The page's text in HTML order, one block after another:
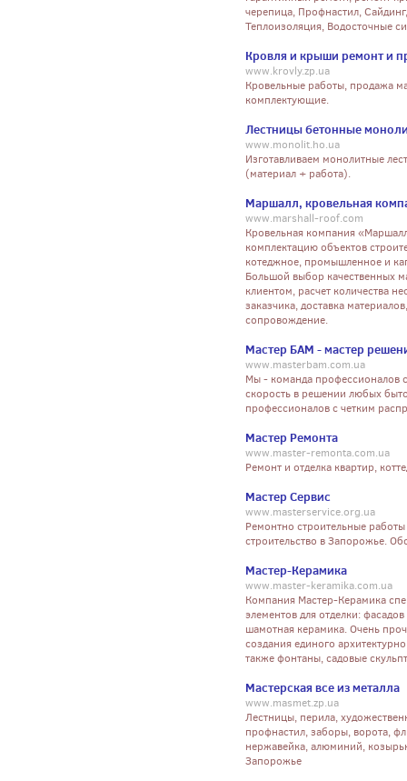
черепица, Профнастил,
Теплоизоляция, Водосточные
Кровля и крыши ремонт и
www.krovly.zp.ua
Кровельные работы, продажа
комплектующие.
Лестницы бетонные
www.monolit.ho.ua
Изготавливаем монолитные
(материал + работа).
Маршалл, кровельная
www.marshall-roof.com
Кровельная компания
комплектацию объектов
котеджное, промышленное и
Большой выбор качественных
клиентом, расчет количества
заказчика, доставка
сопровождение.
Мастер БАМ - мастер
www.masterbam.com.ua
Мы - команда профессионалов
скорость в решении любых
профессионалов с четким
Мастер Ремонта
www.master-remonta.com.ua
Ремонт и отделка квартир,
Мастер Сервис
www.masterservice.org.ua
Ремонтно строительные
строительство в Запорожье.
Мастер-Керамика
www.master-keramika.com.ua
Компания Мастер-Керамика
элементов для отделки:
шамотная керамика. Очень
создания единого
также фонтаны, садовые
Мастерская все из металла
www.masmet.zp.ua
Лестницы, перила,
профнастил, заборы, ворота,
нержавейка, алюминий,
Запорожье